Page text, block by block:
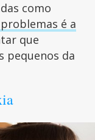
como
é a
que
pequenos da